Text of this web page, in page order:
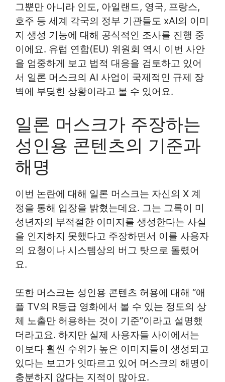
그뿐만 아니라 인도, 아일랜드, 영국, 프랑스,
호주 등 세계 각국의 정부 기관들도 xAI의 이미
지 생성 기능에 대해 공식적인 조사를 진행 중
이에요. 유럽 연합(EU) 위원회 역시 이번 사안
을 엄중하게 보고 법적 대응을 검토하고 있어
서 일론 머스크의 AI 사업이 국제적인 규제 장
벽에 부딪힌 상황이라고 볼 수 있어요.
일론 머스크가 주장하는
성인용 콘텐츠의 기준과
해명
이번 논란에 대해 일론 머스크는 자신의 X 계
정을 통해 입장을 밝혔는데요. 그는 그록이 미
성년자의 부적절한 이미지를 생성한다는 사실
을 인지하지 못했다고 주장하면서 이를 사용자
의 요청이나 시스템상의 버그 탓으로 돌렸어
요.
또한 머스크는 성인용 콘텐츠 허용에 대해 “애
플 TV의 R등급 영화에서 볼 수 있는 정도의 상
체 노출만 허용하는 것이 기준”이라고 설명했
더라고요. 하지만 실제 사용자들 사이에서는
이보다 훨씬 수위가 높은 이미지들이 생성되고
있다는 보고가 잇따르고 있어 머스크의 해명이
충분하지 않다는 지적이 많아요.